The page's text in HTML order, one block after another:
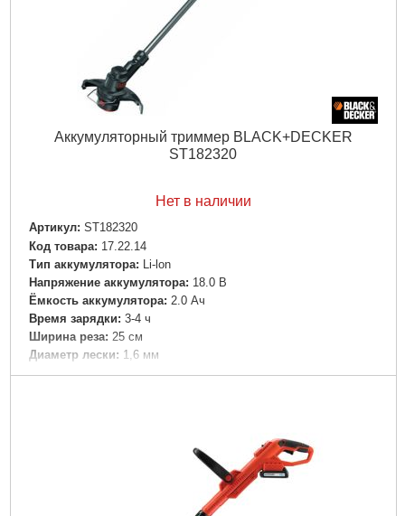
Аккумуляторный триммер BLACK+DECKER
ST182320
Нет в наличии
Артикул: ST182320
Код товара: 17.22.14
Тип аккумулятора: Li-lon
Напряжение аккумулятора: 18.0 В
Ёмкость аккумулятора: 2.0 Ач
Время зарядки: 3-4 ч
Ширина реза: 25 см
Диаметр лески: 1,6 мм
Обороты: 9000 об/мин
Подробнее...